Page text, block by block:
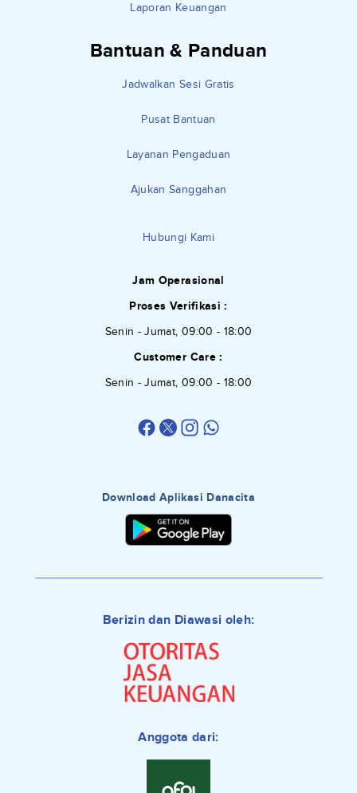
Laporan Keuangan
Bantuan & Panduan
Jadwalkan Sesi Gratis
Pusat Bantuan
Layanan Pengaduan
Ajukan Sanggahan
Hubungi Kami
Jam Operasional
Proses Verifikasi :
Senin - Jumat, 09:00 - 18:00
Customer Care :
Senin - Jumat, 09:00 - 18:00
Download Aplikasi Danacita
Berizin dan Diawasi oleh:
Anggota dari: